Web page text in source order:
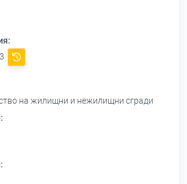
на жилищни и нежилищни сгради